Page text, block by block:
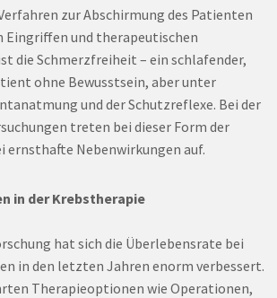
zur Abschirmung des Patienten
Eingriffen und therapeutischen
die Schmerzfreiheit – ein schlafender,
ohne Bewusstsein, aber unter
und der Schutzreflexe. Bei der
treten bei dieser Form der
ernsthafte Nebenwirkungen auf.
in der Krebstherapie
hat sich die Überlebensrate bei
in den letzten Jahren enorm verbessert.
Therapieoptionen wie Operationen,